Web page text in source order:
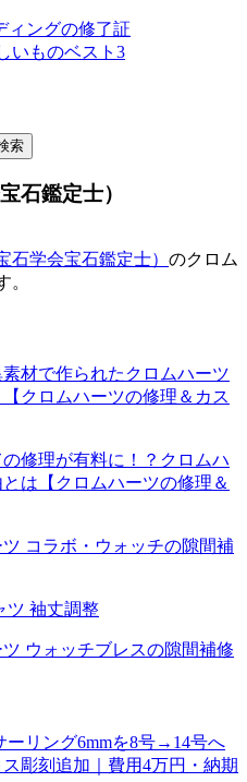
ィングの修了証
いものベスト3
石鑑定士）
石学会宝石鑑定士） のクロム
。
材で作られたクロムハーツ
クロムハーツの修理＆カス
修理が有料に！？クロムハ
は【クロムハーツの修理＆
コラボ・ウォッチの隙間補
ツ 袖丈調整
ウォッチブレスの隙間補修